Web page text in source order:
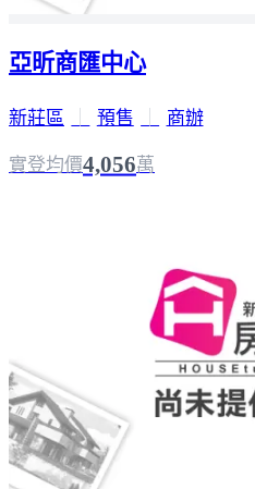
亞昕商匯中心
新莊區 預售 商辦
實登均價4,056萬